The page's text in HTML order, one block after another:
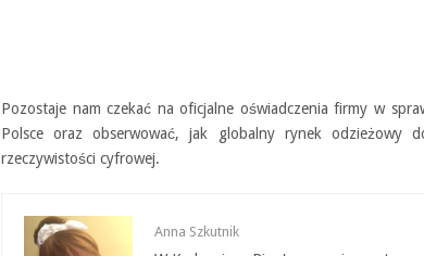
Pozostaje nam czekać na oficjalne oświadczenia firmy w
Polsce oraz obserwować, jak globalny rynek odzieżowy
rzeczywistości cyfrowej.
Anna Szkutnik